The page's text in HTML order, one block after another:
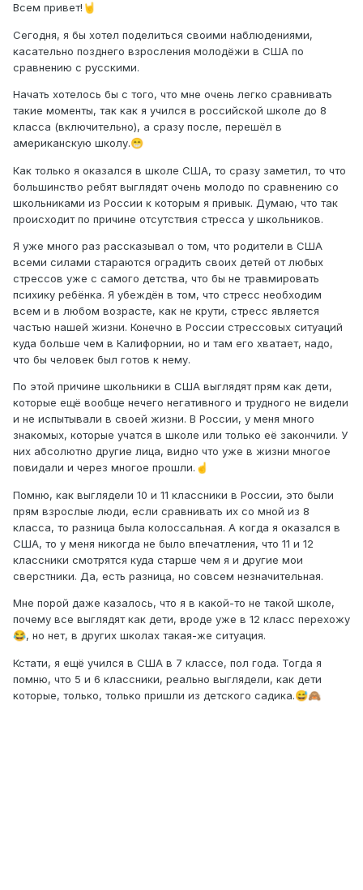
Всем привет! 🤘
Сегодня, я бы хотел поделиться своими наблюдениями,
касательно позднего взросления молодёжи в США по
сравнению с русскими.
Начать хотелось бы с того, что мне очень легко сравнивать
такие моменты, так как я учился в российской школе до 8
класса (включительно), а сразу после, перешёл в
американскую школу.😁
Как только я оказался в школе США, то сразу заметил, то что
большинство ребят выглядят очень молодо по сравнению со
школьниками из России к которым я привык. Думаю, что так
происходит по причине отсутствия стресса у школьников.
Я уже много раз рассказывал о том, что родители в США
всеми силами стараются оградить своих детей от любых
стрессов уже с самого детства, что бы не травмировать
психику ребёнка. Я убеждён в том, что стресс необходим
всем и в любом возрасте, как не крути, стресс является
частью нашей жизни. Конечно в России стрессовых ситуаций
куда больше чем в Калифорнии, но и там его хватает, надо,
что бы человек был готов к нему.
По этой причине школьники в США выглядят прям как дети,
которые ещё вообще нечего негативного и трудного не видели
и не испытывали в своей жизни. В России, у меня много
знакомых, которые учатся в школе или только её закончили. У
них абсолютно другие лица, видно что уже в жизни многое
повидали и через многое прошли. ☝️
Помню, как выглядели 10 и 11 классники в России, это были
прям взрослые люди, если сравнивать их со мной из 8
класса, то разница была колоссальная. А когда я оказался в
США, то у меня никогда не было впечатления, что 11 и 12
классники смотрятся куда старше чем я и другие мои
сверстники. Да, есть разница, но совсем незначительная.
Мне порой даже казалось, что я в какой-то не такой школе,
почему все выглядят как дети, вроде уже в 12 класс перехожу
😂, но нет, в других школах такая-же ситуация.
Кстати, я ещё учился в США в 7 классе, пол года. Тогда я
помню, что 5 и 6 классники, реально выглядели, как дети
которые, только, только пришли из детского садика.😅🙈